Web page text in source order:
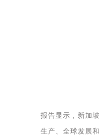
报告显示，新加
生产、全球发展